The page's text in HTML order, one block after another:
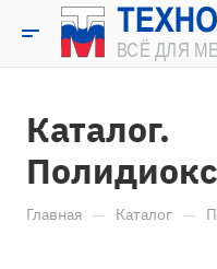
Каталог.
Главная — Каталог —